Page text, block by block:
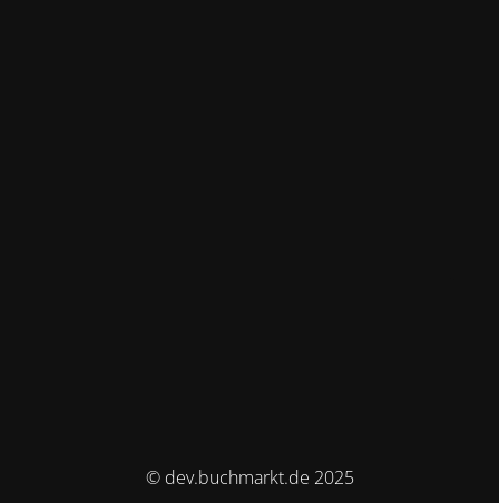
© dev.buchmarkt.de 2025